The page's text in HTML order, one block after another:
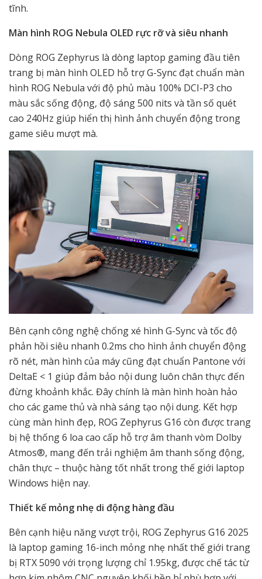
tĩnh.
Màn hình ROG Nebula OLED rực rỡ và siêu nhanh
Dòng ROG Zephyrus là dòng laptop gaming đầu tiên
trang bị màn hình OLED hỗ trợ G-Sync đạt chuẩn màn
hình ROG Nebula với độ phủ màu 100% DCI-P3 cho
màu sắc sống động, độ sáng 500 nits và tần số quét
cao 240Hz giúp hiển thị hình ảnh chuyển động trong
game siêu mượt mà.
Bên cạnh công nghệ chống xé hình G-Sync và tốc độ
phản hồi siêu nhanh 0.2ms cho hình ảnh chuyển động
rõ nét, màn hình của máy cũng đạt chuẩn Pantone với
DeltaE < 1 giúp đảm bảo nội dung luôn chân thực đến
đừng khoảnh khắc. Đây chính là màn hình hoàn hảo
cho các game thủ và nhà sáng tạo nội dung. Kết hợp
cùng màn hình đẹp, ROG Zephyrus G16 còn được trang
bị hệ thống 6 loa cao cấp hỗ trợ âm thanh vòm Dolby
Atmos®, mang đến trải nghiệm âm thanh sống động,
chân thực – thuộc hàng tốt nhất trong thế giới laptop
Windows hiện nay.
Thiết kế mỏng nhẹ di động hàng đầu
Bên cạnh hiệu năng vượt trội, ROG Zephyrus G16 2025
là laptop gaming 16-inch mỏng nhẹ nhất thế giới trang
bị RTX 5090 với trọng lượng chỉ 1.95kg, được chế tác từ